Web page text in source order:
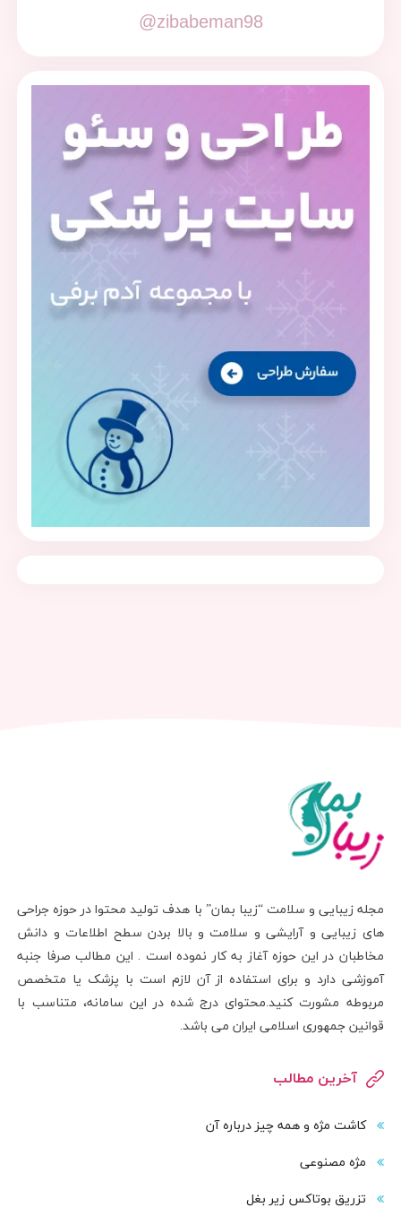
@zibabeman98
مجله زیبایی و سلامت “زیبا بمان” با هدف تولید محتوا در حوزه جراحی
های زیبایی و آرایشی و سلامت و بالا بردن سطح اطلاعات و دانش
مخاطبان در این حوزه آغاز به کار نموده است . این مطالب صرفا جنبه
آموزشی دارد و برای استفاده از آن لازم است با پزشک یا متخصص
مربوطه مشورت کنید.محتوای درج شده در این سامانه، متناسب با
قوانین جمهوری اسلامی ایران می باشد.
آخرین مطالب
کاشت مژه و همه چیز درباره آن
مژه مصنوعی
تزریق بوتاکس زیر بغل